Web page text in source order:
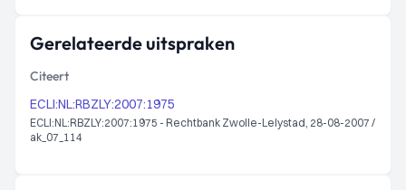
Gerelateerde uitspraken
Citeert
ECLI:NL:RBZLY:2007:1975
ECLI:NL:RBZLY:2007:1975 - Rechtbank Zwolle-Lelystad, 28-08-2007 /
ak_07_114